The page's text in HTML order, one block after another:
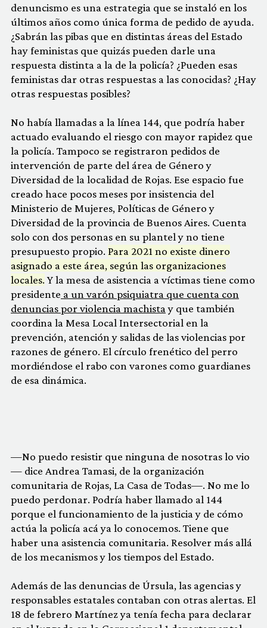
denuncismo es una estrategia que se instaló en los
últimos años como única forma de pedido de ayuda.
¿Sabrán las pibas que en distintas áreas del Estado
hay feministas que quizás pueden darle una
respuesta distinta a la de la policía? ¿Pueden esas
feministas dar otras respuestas a las conocidas? ¿Hay
otras respuestas posibles?
No había llamadas a la línea 144, que podría haber
actuado evaluando el riesgo con mayor rapidez que
la policía. Tampoco se registraron pedidos de
intervención de parte del área de Género y
Diversidad de la localidad de Rojas. Ese espacio fue
creado hace pocos meses por insistencia del
Ministerio de Mujeres, Políticas de Género y
Diversidad de la provincia de Buenos Aires. Cuenta
solo con dos personas en su plantel y no tiene
presupuesto propio. Para 2021 no existe dinero
asignado a este área, según las organizaciones
locales.Y la mesa de asistencia a víctimas tiene como
presidente a un varón psiquiatra que cuenta con
denuncias por violencia machista y que también
coordina la Mesa Local Intersectorial en la
prevención, atención y salidas de las violencias por
razones de género. El círculo frenético del perro
mordiéndose el rabo con varones como guardianes
de esa dinámica.
—No puedo resistir que ninguna de nosotras lo vio
— dice Andrea Tamasi, de la organización
comunitaria de Rojas, La Casa de Todas—. No me lo
puedo perdonar. Podría haber llamado al 144
porque el funcionamiento de la justicia y de cómo
actúa la policía acá ya lo conocemos. Tiene que
haber una asistencia comunitaria. Resolver más allá
de los mecanismos y los tiempos del Estado.
Además de las denuncias de Úrsula, las agencias y
responsables estatales contaban con otras alertas. El
18 de febrero Martínez ya tenía fecha para declarar